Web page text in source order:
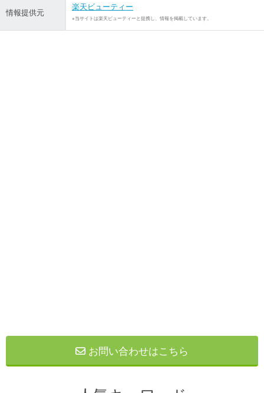
情報提供元
楽天ビューティー
※当サイトは楽天ビューティーと提携し、情報を掲載しています。
お問い合わせはこちら